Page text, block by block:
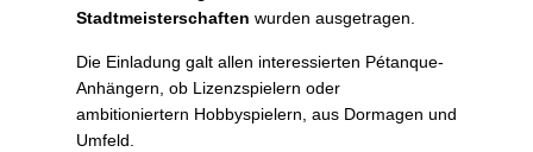
Stadtmeisterschaften wurden ausgetragen.
Die Einladung galt allen interessierten Pétanque-
Anhängern, ob Lizenzspielern oder
ambitioniertern Hobbyspielern, aus Dormagen und
Umfeld.